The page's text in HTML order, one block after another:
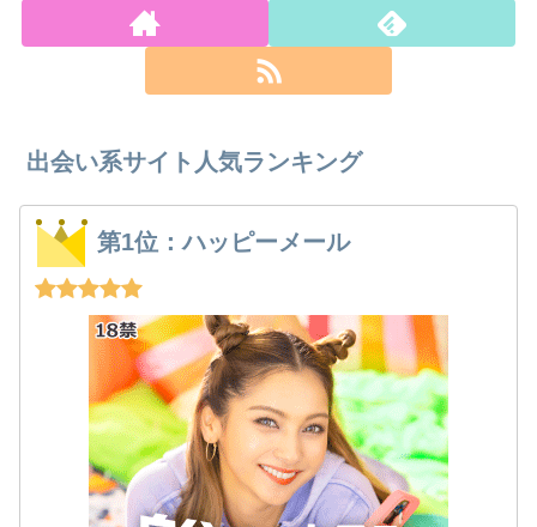
出会い系サイト人気ランキング
第1位：ハッピーメール